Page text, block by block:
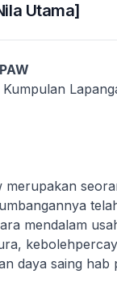
Utama]
merupakan
mendalam
daya saing hab